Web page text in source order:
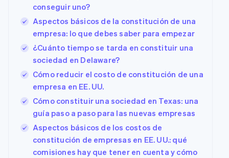
conseguir uno?
Aspectos básicos de la constitución de una
empresa: lo que debes saber para empezar
¿Cuánto tiempo se tarda en constituir una
sociedad en Delaware?
Cómo reducir el costo de constitución de una
empresa en EE. UU.
Cómo constituir una sociedad en Texas: una
guía paso a paso para las nuevas empresas
Aspectos básicos de los costos de
constitución de empresas en EE. UU.: qué
comisiones hay que tener en cuenta y cómo